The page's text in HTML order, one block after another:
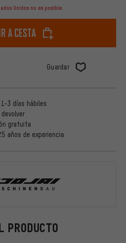
Unidos no es posible.
a cesta
Guardar
PRODUCTO
1-3 días hábiles
gratuita
años de experiencia